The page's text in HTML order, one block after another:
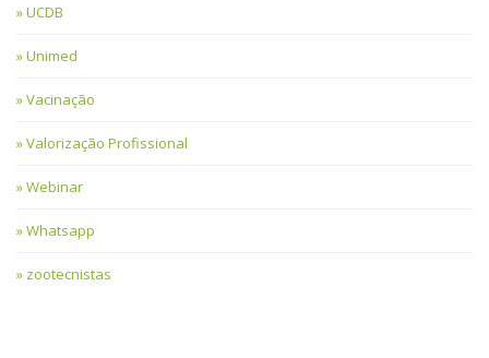
UCDB
Unimed
Vacinação
Valorização Profissional
Webinar
Whatsapp
zootecnistas